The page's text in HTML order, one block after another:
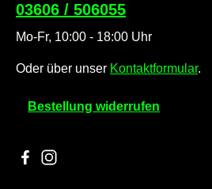
03606 / 506055
Mo-Fr, 10:00 - 18:00 Uhr
Oder über unser Kontaktformular.
Bestellung widerrufen
Besuche uns auf Facebook –
Schau auf Instagram vorbei –